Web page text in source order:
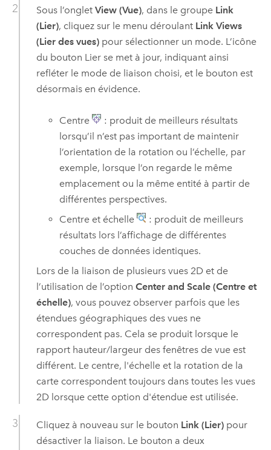
Sous l’onglet View (Vue), dans le groupe Link
(Lier), cliquez sur le menu déroulant Link Views
(Lier des vues)pour sélectionner un mode. L’icône
du bouton Lier se met à jour, indiquant ainsi
refléter le mode de liaison choisi, et le bouton est
désormais en évidence.
Centre
: produit de meilleurs résultats
lorsqu’il n’est pas important de maintenir
l’orientation de la rotation ou l’échelle, par
exemple, lorsque l’on regarde le même
emplacement ou la même entité à partir de
différentes perspectives.
Centre et échelle
: produit de meilleurs
résultats lors l’affichage de différentes
couches de données identiques.
Lors de la liaison de plusieurs vues 2D et de
l’utilisation de l’option Center and Scale (Centre et
échelle), vous pouvez observer parfois que les
étendues géographiques des vues ne
correspondent pas. Cela se produit lorsque le
rapport hauteur/largeur des fenêtres de vue est
différent. Le centre, l'échelle et la rotation de la
carte correspondent toujours dans toutes les vues
2D lorsque cette option d'étendue est utilisée.
Cliquez à nouveau sur le bouton Link (Lier)pour
désactiver la liaison. Le bouton a deux